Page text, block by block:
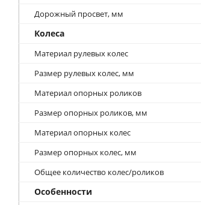
Дорожный просвет, мм
Колеса
Материал рулевых колес
Размер рулевых колес, мм
Материал опорных роликов
Размер опорных роликов, мм
Материал опорных колес
Размер опорных колес, мм
Общее количество колес/роликов
Особенности